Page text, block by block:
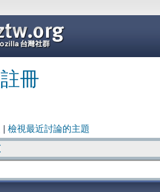
註冊
檢視最近討論的主題